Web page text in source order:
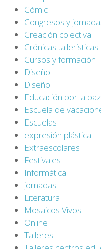
Cómic
Congresos y
Creación colectiva
Crónicas tallerísticas
Cursos y formación
Diseño
Diseño
Educación por la paz
Escuela de
Escuelas
expresión plástica
Extraescolares
Festivales
Informática
jornadas
Literatura
Mosaicos Vivos
Online
Talleres